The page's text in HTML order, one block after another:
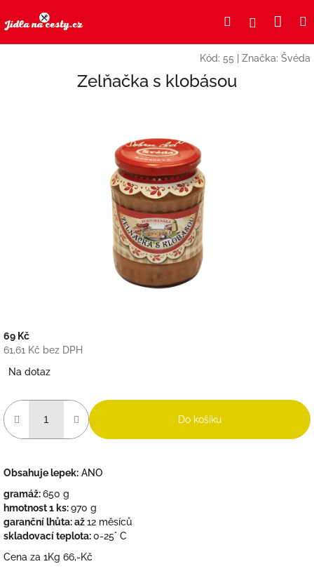
na
obsah
HledatPřihlášení
Kód: 55 Značka: Švéda
Zelňačka s klobásou
69 Kč
61,61 Kč bez DPH
cena:
Na dotaz
Do košíku
Obsahuje lepek: ANO
gramáž:650 g
hmotnost 1 ks:970 g
garanční lhůta: až12 měsíců
skladovací teplota:0-25° C
Cena za 1Kg 66,-Kč